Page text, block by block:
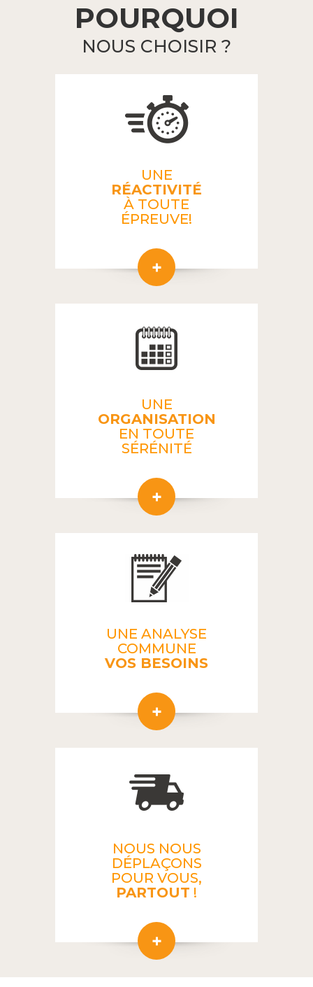
POURQUOI
NOUS CHOISIR ?
UNE
RÉACTIVITÉ
À TOUTE
ÉPREUVE!
UNE
ORGANISATION
EN TOUTE
SÉRÉNITÉ
UNE ANALYSE
COMMUNE
VOS BESOINS
NOUS NOUS
DÉPLAÇONS
POUR VOUS,
PARTOUT !